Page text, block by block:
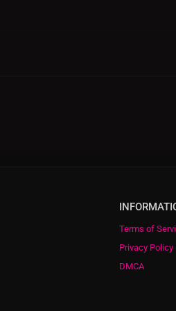
Terms of
Privacy Policy
DMCA